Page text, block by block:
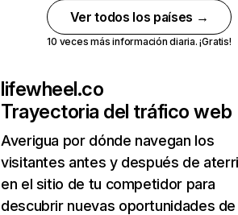
Ver todos los países →
10 veces más información diaria. ¡Gratis!
lifewheel.co
Trayectoria del tráfico web
Averigua por dónde navegan los
visitantes antes y después de
en el sitio de tu competidor para
descubrir nuevas oportunidades de